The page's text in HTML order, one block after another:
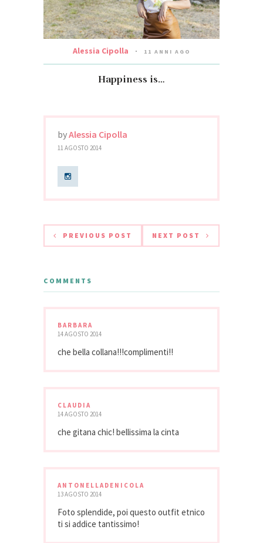
Alessia Cipolla 11 ANNI AGO
Happiness is…
byAlessia Cipolla
11 AGOSTO 2014
PREVIOUS POST NEXT POST
COMMENTS
BARBARA
14 AGOSTO 2014
che bella collana!!!complimenti!!
CLAUDIA
14 AGOSTO 2014
che gitana chic! bellissima la cinta
ANTONELLADENICOLA
13 AGOSTO 2014
Foto splendide, poi questo outfit etnico
ti si addice tantissimo!